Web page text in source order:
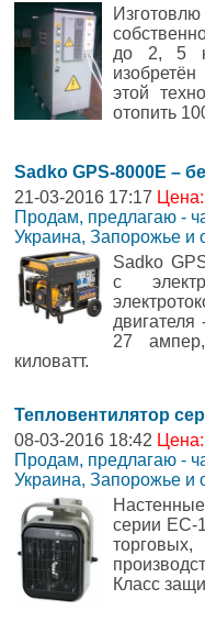
до 2, 5
этой
отопить
Sadko GPS-8000E –
21-03-2016 17:17
Продам, предлагаю -
Украина, Запорожье и
Sadko
с
27
киловатт.
Тепловентилятор
08-03-2016 18:42
Продам, предлагаю -
Украина, Запорожье и
серии EC-
Класс